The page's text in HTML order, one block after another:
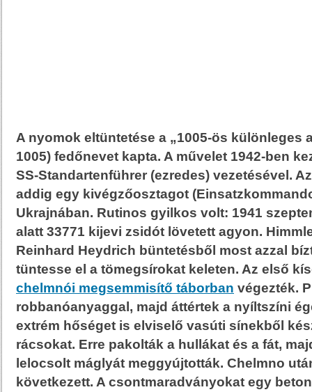
A nyomok eltüntetése a „1005-ös különleges
1005) fedőnevet kapta. A művelet 1942-ben
SS-Standartenführer (ezredes) vezetésével.
addig egy kivégzőosztagot
Ukrajnában. Rutinos gyilkos volt: 1941
alatt 33771 kijevi zsidót lövetett agyon.
Reinhard Heydrich büntetésből most azzal
tüntesse el a tömegsírokat keleten. Az első
chelmnói megsemmisítő táborban végezték.
robbanóanyaggal, majd áttértek a nyíltszíni
extrém hőséget is elviselő vasúti sínekből
rácsokat. Erre pakolták a hullákat és a fát,
lelocsolt máglyát meggyújtották. Chelmno
következett. A csontmaradványokat egy